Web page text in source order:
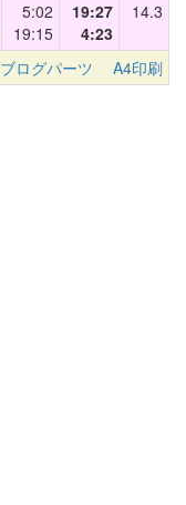
5:02
19:15
19:27
4:23
14.3
ブログパーツ A4印刷